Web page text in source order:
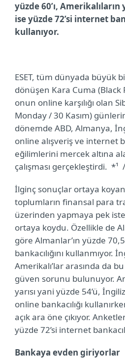
yüzde 60’ı, Amerikalıların
ise yüzde 72’si internet
kullanıyor.
ESET, tüm dünyada büyük
dönüşen Kara Cuma (Black
onun online karşılığı olan
Monday / 30 Kasım)
dönemde ABD, Almanya,
online alışveriş ve internet
eğilimlerini mercek altına
çalışması gerçekleştirdi. *¹
İlginç sonuçlar ortaya koyan
toplumların finansal para
üzerinden yapmaya pek
ortaya koydu. Özellikle de
göre Almanlar’ın yüzde
bankacılığını kullanmıyor.
Amerikalı’lar arasında da
güven sorunu bulunuyor.
yarısı yani yüzde 54’ü,
online bankacılığı
açık ara öne çıkıyor.
yüzde 72’si internet
Bankaya evden giriyorlar